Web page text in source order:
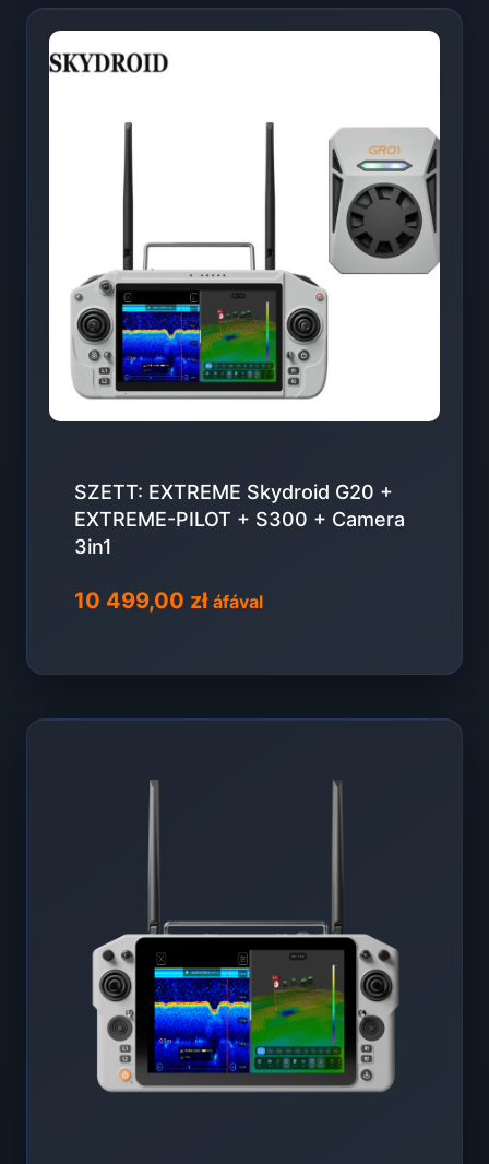
SZETT: EXTREME Skydroid G20 +
EXTREME-PILOT + S300 + Camera
3in1
10 499,00 zł áfával